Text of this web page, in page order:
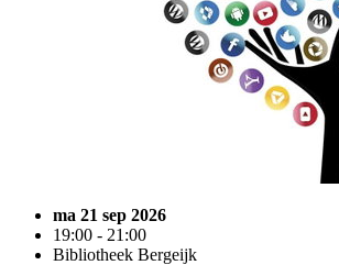
ma 21 sep 2026
19:00 - 21:00
Bibliotheek Bergeijk